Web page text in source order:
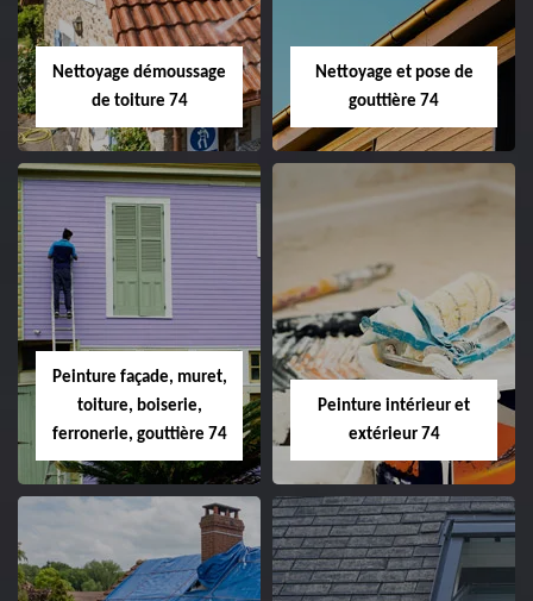
Nettoyage démoussage
de toiture 74
Nettoyage et pose de
gouttière 74
Peinture façade, muret,
toiture, boiserie,
ferronerie, gouttière 74
Peinture intérieur et
extérieur 74